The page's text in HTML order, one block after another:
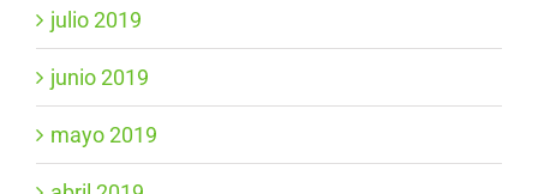
julio 2019
junio 2019
mayo 2019